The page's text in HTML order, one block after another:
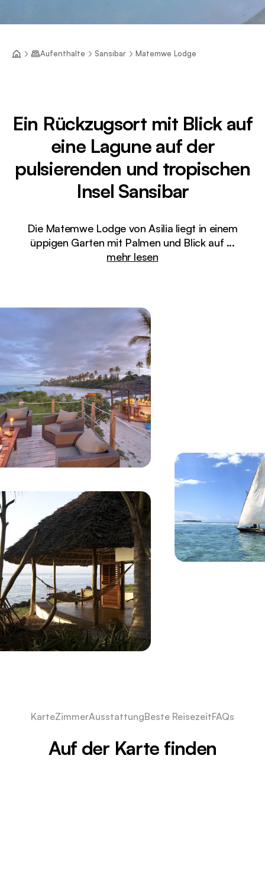
Aufenthalte Sansibar Matemwe Lodge
Ein Rückzugsort mit Blick auf
eine Lagune auf der
pulsierenden und tropischen
Insel Sansibar
Die Matemwe Lodge von Asilia liegt in einem
üppigen Garten mit Palmen und Blick auf ...
mehr lesen
KarteZimmerAusstattungBeste ReisezeitFAQs
Auf der Karte finden